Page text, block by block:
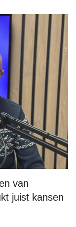
van
juist kansen